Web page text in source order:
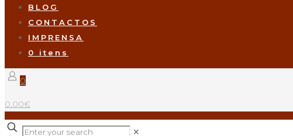
BLOG
CONTACTOS
IMPRENSA
0 itens
0
0.00€
✕